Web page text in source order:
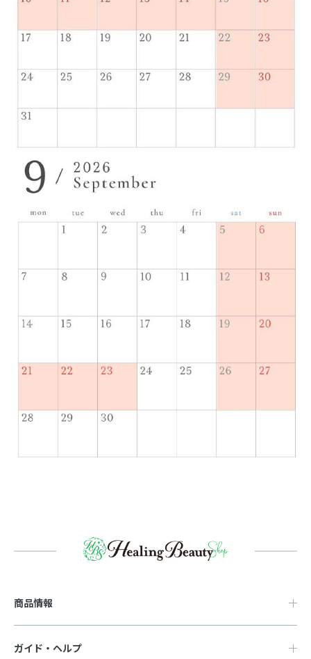
商品情報
ガイド・ヘルプ